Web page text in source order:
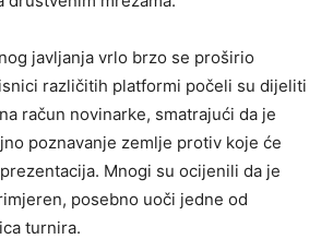
javljanja vrlo brzo se proširio
različitih platformi počeli su dijeliti
račun novinarke, smatrajući da je
poznavanje zemlje protiv koje će
Mnogi su ocijenili da je
posebno uoči jedne od
turnira.